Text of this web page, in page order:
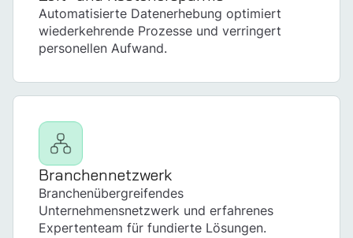
Automatisierte Datenerhebung optimiert
wiederkehrende Prozesse und verringert
personellen Aufwand.
Branchen­netzwerk
Branchenübergreifendes
Unternehmensnetzwerk und erfahrenes
Expertenteam für fundierte Lösungen.